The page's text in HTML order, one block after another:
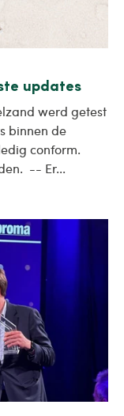
updates
werd getest
binnen de
conform.
-- Er...